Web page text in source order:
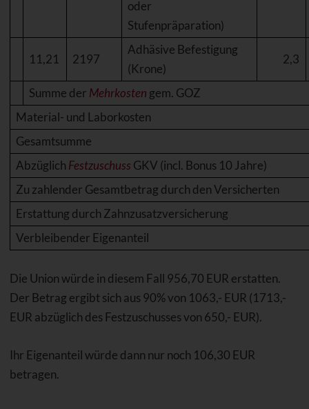
oder
Stufenpräparation)
11,21 2197
Adhäsive Befestigung
(Krone)
2,3
Summe der Mehrkosten gem. GOZ
Material- und Laborkosten
Gesamtsumme
Abzüglich Festzuschuss GKV (incl. Bonus 10 Jahre)
Zu zahlender Gesamtbetrag durch den Versicherten
Erstattung durch Zahnzusatzversicherung
Verbleibender Eigenanteil
Die Union würde in diesem Fall 956,70 EUR erstatten.
Der Betrag ergibt sich aus 90% von 1063,- EUR (1713,-
EUR abzüglich des Festzuschusses von 650,- EUR).
Ihr Eigenanteil würde dann nur noch 106,30 EUR
betragen.